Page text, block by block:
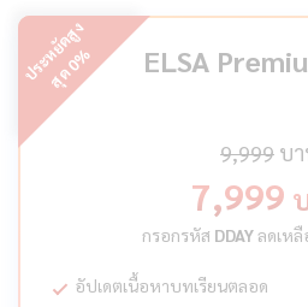
ป
ร
ะ
ห
ยั
ด
สู
ง
สุ
ด
0
% ELSA
9,999 บ
7,999
กรอกรหัส DDAYลดเหลื
อัปเดตเนื้อหาบทเรียนตลอด